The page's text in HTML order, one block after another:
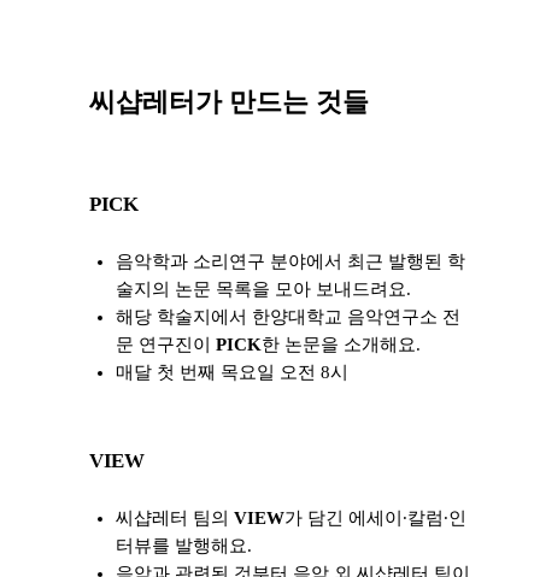
씨샵레터가 만드는 것들
PICK
음악학과 소리연구 분야에서 최근 발행된 학
술지의 논문 목록을 모아 보내드려요.
해당 학술지에서 한양대학교 음악연구소 전
문 연구진이 PICK한 논문을 소개해요.
매달 첫 번째 목요일 오전 8시
VIEW
씨샵레터 팀의 VIEW가 담긴 에세이∙칼럼∙인
터뷰를 발행해요.